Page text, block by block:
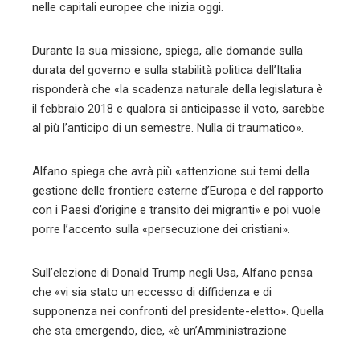
nelle capitali europee che inizia oggi.
Durante la sua missione, spiega, alle domande sulla
durata del governo e sulla stabilità politica dell’Italia
risponderà che «la scadenza naturale della legislatura è
il febbraio 2018 e qualora si anticipasse il voto, sarebbe
al più l’anticipo di un semestre. Nulla di traumatico».
Alfano spiega che avrà più «attenzione sui temi della
gestione delle frontiere esterne d’Europa e del rapporto
con i Paesi d’origine e transito dei migranti» e poi vuole
porre l’accento sulla «persecuzione dei cristiani».
Sull’elezione di Donald Trump negli Usa, Alfano pensa
che «vi sia stato un eccesso di diffidenza e di
supponenza nei confronti del presidente-eletto». Quella
che sta emergendo, dice, «è un’Amministrazione